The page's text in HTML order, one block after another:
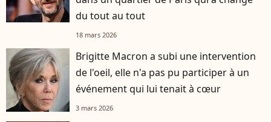
du tout au tout
18 mars 2026
Brigitte Macron a subi une intervention
de l'oeil, elle n'a pas pu participer à un
événement qui lui tenait à cœur
3 mars 2026